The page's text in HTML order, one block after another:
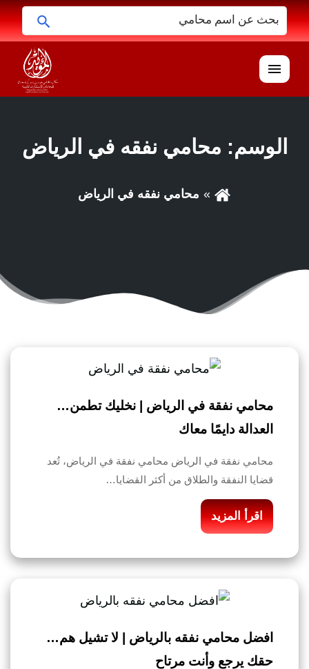
البحث
عن:
القائمة
الوسم: محامي نفقه في الرياض
محامي نفقه في الرياض
محامي نفقة في الرياض | نخليك تطمن…
العدالة دايمًا معاك
محامي نفقة في الرياض محامي نفقة في الرياض، تُعد
قضايا النفقة والطلاق من أكثر القضايا…
اقرأ المزيد
افضل محامي نفقه بالرياض | لا تشيل هم…
حقك يرجع وأنت مرتاح